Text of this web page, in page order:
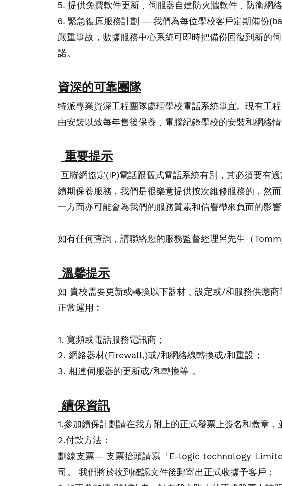
5. 提供免費軟件更新﹑伺服器自建防火牆軟件﹑防衛網
6. 緊急復原服務計劃 — 我們為每位學校客戶定期備份
嚴重事故， 數據服務中心系統可即時把備份回復到新的
諾。
資深的可靠團隊
特派專業資深工程團隊處理學校電話系統事宜。現有工
由安裝以致每年售後保養﹑電腦紀錄學校的安裝和網絡
重要提示
互聯網協定(IP)電話跟舊式電話系統有別，其必須要有
續期保養服務，我們是很樂意提供按次維修服務的，然
一方面亦可能會為我們的服務質素和信譽帶來負面的影
如有任何查詢，請聯絡您的服務監督經理呂先生（
溫馨提示
如 貴校需要更新或轉換以下器材﹑設定或/和服務供應
正常運用︰
1. 寬頻或電話服務電訊商；
2. 網絡器材(Firewall,)或/和網絡線轉換或/和重設；
3. 相連伺服器的更新或/和轉換等 。
續保資訊
1.參加​續保計劃請在​我方附上的​正式發票上​簽名和蓋章，​
2.付款方法：​ ​
劃線支票— 支票抬頭請寫「E-logic technology
司。 我們將於收到確認文件後郵寄出​正式收據予客戶；